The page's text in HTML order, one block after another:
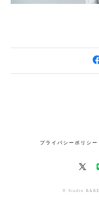
プライバシーポリシー
© Studio